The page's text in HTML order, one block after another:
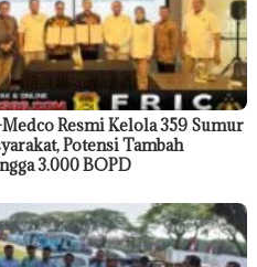
Resmi Kelola 359 Sumur
Potensi Tambah
3.000 BOPD